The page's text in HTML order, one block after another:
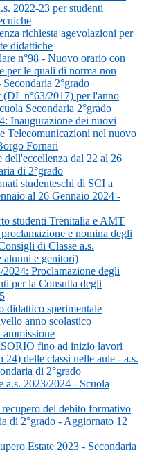
2022-23 per studenti
richiesta agevolazioni per
didattiche
n°98 - Nuovo orario con
per le quali di norma non
2°grado
n°63/2017) per l'anno
Secondaria 2°grado
Inaugurazione dei nuovi
Telecomunicazioni nel nuovo
Fornari
dell'eccellenza dal 22 al 26
di 2°grado
studenteschi di SCI a
al 26 Gennaio 2024 -
studenti Trenitalia e AMT
e nomina degli
di Classe a.s.
alunni e genitori)
Proclamazione degli
per la Consulta degli
didattico sperimentale
anno scolastico
fino ad inizio lavori
delle classi nelle aule - a.s.
di 2°grado
a.s. 2023/2024 - Scuola
del debito formativo
di 2°grado - Aggiornato 12
Estate 2023 - Secondaria